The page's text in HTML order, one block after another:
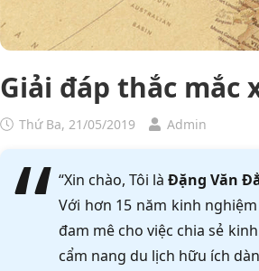
Giải đáp thắc mắc
Thứ Ba, 21/05/2019 Admin
“Xin chào, Tôi làĐặng Văn
Với hơn 15 năm kinh
đam mê cho việc chia sẻ
cẩm nang du lịch hữu ích